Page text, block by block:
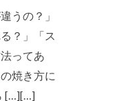
うの？」
？」「ス
ってあ
焼き方に
[…][…]